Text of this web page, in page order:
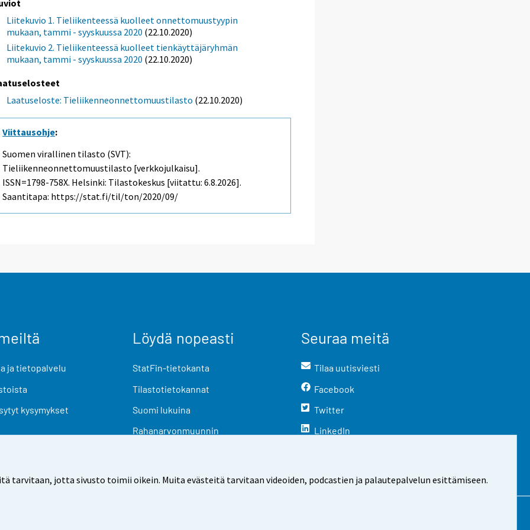
tarvitaan, jotta sivusto toimii oikein. Muita evästeitä tarvitaan videoiden, podcastien ja palautepalvelun esittämiseen.
Liitekuvio 1. Tieliikenteessä kuolleet onnettomuustyypin
mukaan, tammi - syyskuussa 2020 (22.10.2020)
Liitekuvio 2. Tieliikenteessä kuolleet tienkäyttäjäryhmän
mukaan, tammi - syyskuussa 2020 (22.10.2020)
Laatuseloste: Tieliikenneonnettomuustilasto (22.10.2020)
Viittausohje:
Suomen virallinen tilasto (SVT):
Tieliikenneonnettomuustilasto [verkkojulkaisu].
ISSN=1798-758X. Helsinki: Tilastokeskus [viitattu: 6.8.2026].
Saantitapa: https://stat.fi/til/ton/2020/09/
ja tietopalvelu
kysymykset
Löydä nopeasti
StatFin-tietokanta
Tilastotietokannat
Suomi lukuina
Rahanarvonmuunnin
Seuraa meitä
Tilaa uutisviesti
Facebook
Twitter
LinkedIn